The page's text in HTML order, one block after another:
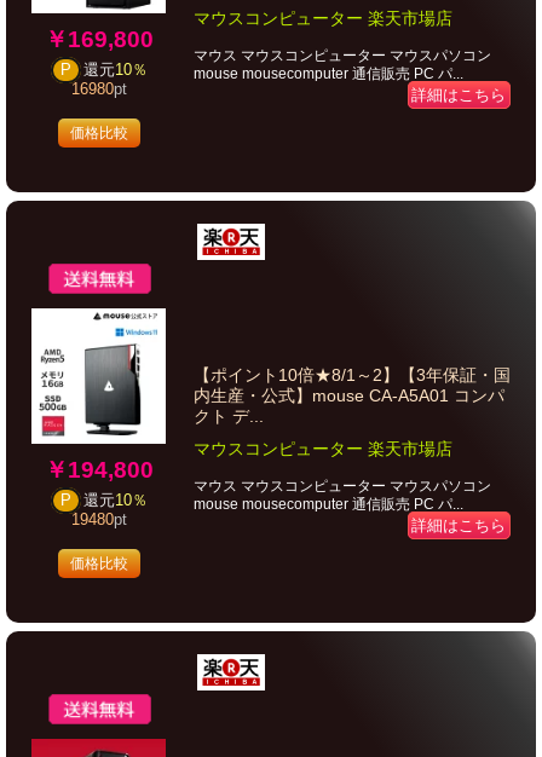
￥169,800
P 還元10％
16980pt
価格比較
マウスコンピューター 楽天市場店
マウス マウスコンピューター マウスパソコン
mouse mousecomputer 通信販売 PC パ...
詳細はこちら
￥194,800
P 還元10％
19480pt
価格比較
【ポイント10倍★8/1～2】【3年保証・国
内生産・公式】mouse CA-A5A01 コンパ
クト デ...
マウスコンピューター 楽天市場店
マウス マウスコンピューター マウスパソコン
mouse mousecomputer 通信販売 PC パ...
詳細はこちら